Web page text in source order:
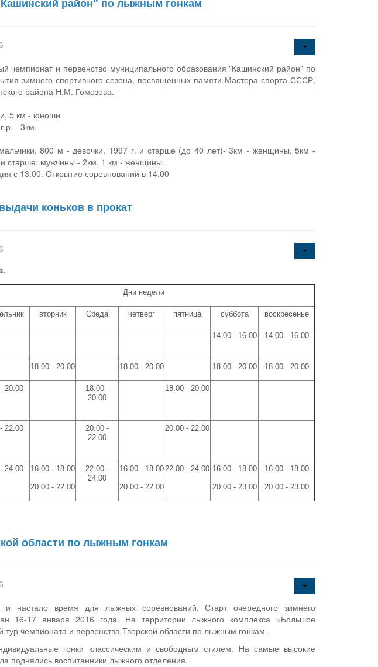
район" по лыжным гонкам
чемпионат и первенство муниципального образования "Кашинский район" по
зимнего спортивного сезона, посвященных памяти Мастера спорта СССР,
района Н.М. Гомозова.
5 км - юноши
- 3км.
800 м - девочки. 1997 г. и старше (до 40 лет)- 3км - женщины, 5км -
старше: мужчины - 2км, 1 км - женщины.
с 13.00. Открытие соревнований в 14.00
коньков в прокат
Дни недели
вторник Среда четверг пятница суббота воскресенье
14.00 - 16.00 14.00 - 16.00
18.00 - 20.00 18.00 - 20.00 18.00 - 20.00 18.00 - 20.00
20.00
18.00 -
20.00
18.00 - 20.00
22.00
20.00 -
22.00
20.00 - 22.00
24.00 16.00 - 18.00
20.00 - 22.00
22.00 -
24.00
16.00 - 18.00
20.00 - 22.00
22.00 - 24.00 16.00 - 18.00
20.00 - 23.00
16.00 - 18.00
20.00 - 23.00
области по лыжным гонкам
настало время для лыжных соревнований. Старт очередного зимнего
16-17 января 2016 года. На территории лыжного комплекса «Большое
тур чемпионата и первенства Тверской области по лыжным гонкам.
гонки классическим и свободным стилем. На самые высокие
поднялись воспитанники лыжного отделения.